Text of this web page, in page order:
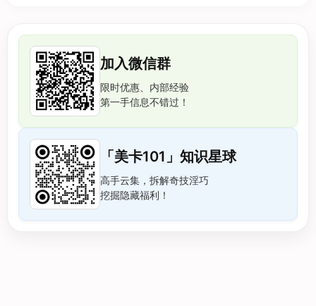
加入微信群
限时优惠、内部经验
第一手信息不错过！
「美卡101」知识星球
高手云集，拆解奇技淫巧
挖掘隐藏福利！